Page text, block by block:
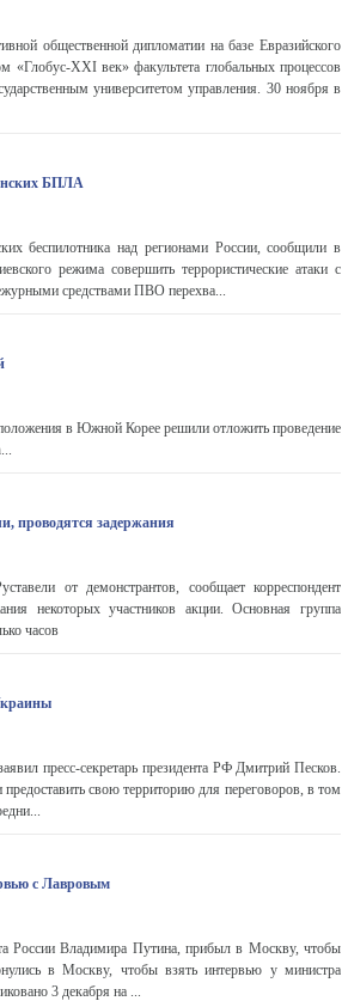
общественной дипломатии на базе Евразийского
«Глобус-ХХI век» факультета глобальных процессов
университетом управления. 30 ноября в
БПЛА
беспилотника над регионами России, сообщили в
режима совершить террористические атаки с
средствами ПВО перехва...
в Южной Корее решили отложить проведение
проводятся задержания
от демонстрантов, сообщает корреспондент
некоторых участников акции. Основная группа
часов
пресс-секретарь президента РФ Дмитрий Песков.
свою территорию для переговоров, в том
с Лавровым
России Владимира Путина, прибыл в Москву, чтобы
в Москву, чтобы взять интервью у министра
3 декабря на ...